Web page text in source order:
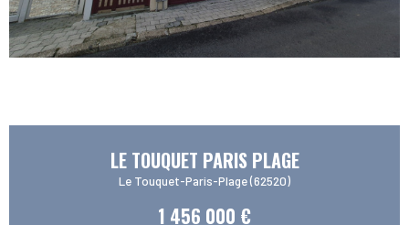
LE TOUQUET PARIS PLAGE
Le Touquet-Paris-Plage (62520)
1 456 000 €